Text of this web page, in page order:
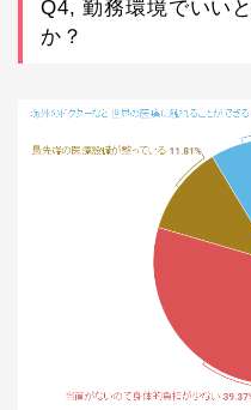
Q4, 勤務環境でいい
か？